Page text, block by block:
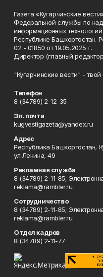
Газета «Кугарчинские
Федеральной службы по
информационных
Республике Башкортостан.
02 - 01850 от 19.05.2025 г.
Директор (главный
"Кугарчинские вести" -
Телефон
8 (34789) 2-12-35
Эл. почта
kugvestigazeta@yandex.ru
Адрес
Республика Башкортостан,
ул.Ленина, 49
Рекламная служба
8 (34789) 2-11-85;
reklama@rambler.ru
Сотрудничество
8 (34789) 2-11-85;
reklama@rambler.ru
Отдел кадров
8 (34789) 2-11-77